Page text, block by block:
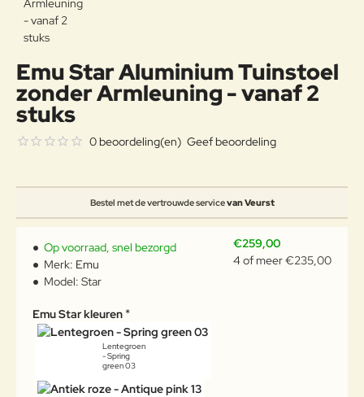
Emu Star Aluminium Tuinstoel
zonder Armleuning - vanaf 2
stuks
Bestel met de vertrouwde servicevan Veurst
0 beoordeling(en) Geef beoordeling
€259,00
4 of meer €235,00
Op voorraad, snel bezorgd
Merk: Emu
Model: Star
Emu Star kleuren
Lentegroen
- Spring
green 03